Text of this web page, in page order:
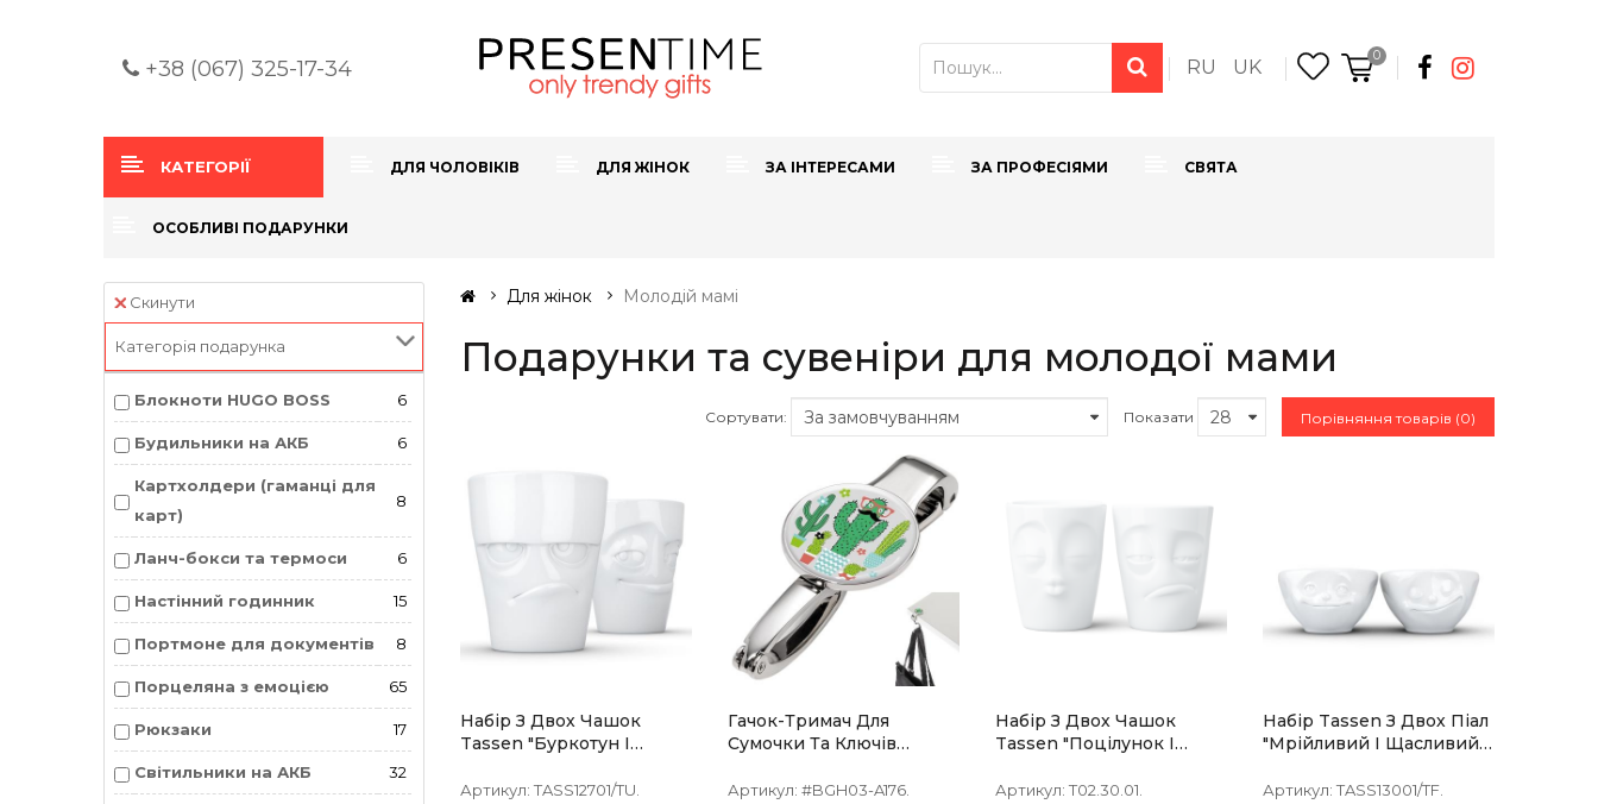
+38 (067) 325-17-34 RU UK
0
КАТЕГОРІЇ ДЛЯ ЧОЛОВІКІВ ДЛЯ ЖІНОК ЗА ІНТЕРЕСАМИ ЗА ПРОФЕСІЯМИ СВЯТА
ОСОБЛИВІ ПОДАРУНКИ
Скинути
Категорія подарунка
Блокноти HUGO BOSS 6
Будильники на АКБ 6
Картхолдери (гаманці для
карт)
8
Ланч-бокси та термоси 6
Настінний годинник 15
Портмоне для документів 8
Порцеляна з емоцією 65
Рюкзаки 17
Світильники на АКБ 32
Для жінок Молодій мамі
Подарунки та сувеніри для молодої мами
Сортувати: Показати Порівняння товарів (0)
Набір З Двох Чашок
Tassen "Буркотун І
Порцеляна
Артикул: TASS12701/TU.
Гачок-Тримач Для
Сумочки Та Ключів
Артикул: #BGH03-A176.
Набір З Двох Чашок
Tassen "Поцілунок І
Порцеляна
Артикул: T02.30.01.
Набір Tassen З Двох Піал
"Мрійливий І Щасливий"
Артикул: TASS13001/TF.